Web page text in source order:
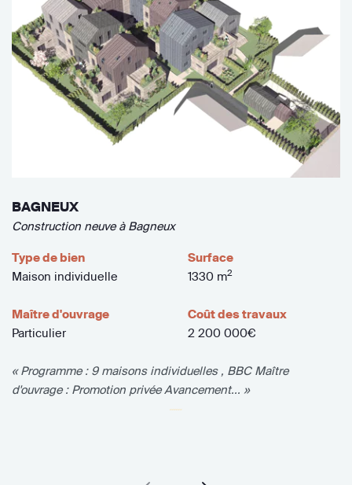
BAGNEUX
Construction neuve à Bagneux
Type de bien
Maison individuelle
Surface
1330 m2
Maître d'ouvrage
Particulier
Coût des travaux
2 200 000€
« Programme : 9 maisons individuelles , BBC Maître
d'ouvrage : Promotion privée Avancement... »